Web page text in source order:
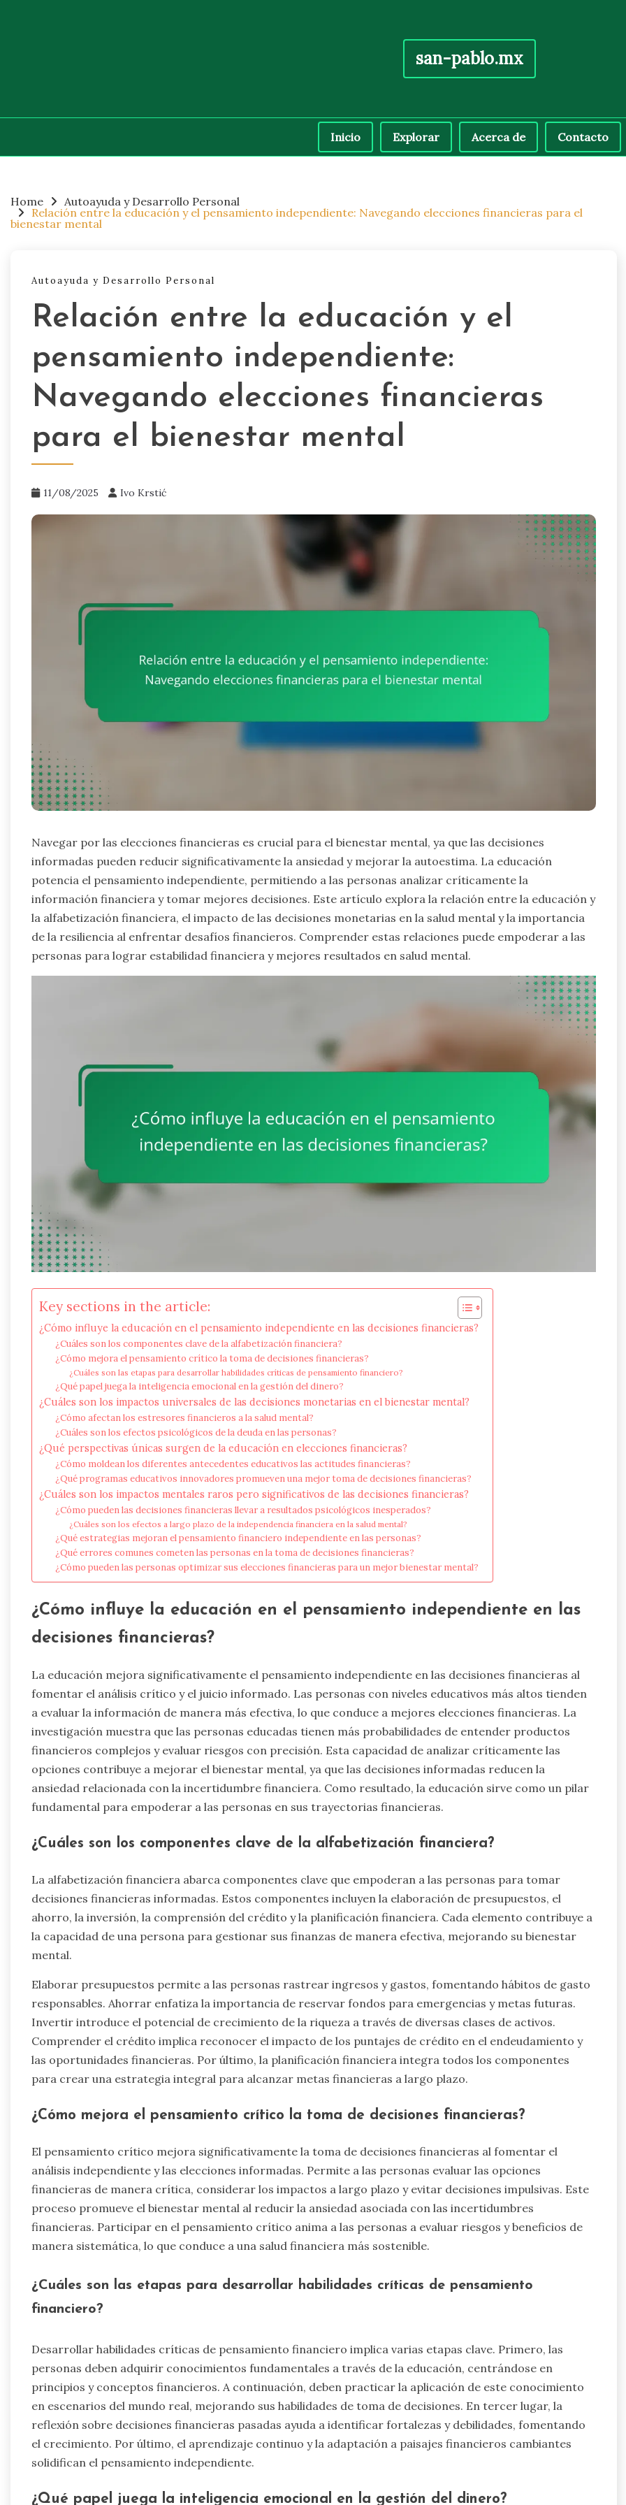
san-pablo.mx
Inicio Explorar Acerca de
Contacto
content
Home
Autoayuda y Desarrollo Personal
Relación entre la educación y el pensamiento independiente: Navegando elecciones financieras para el
bienestar mental
Autoayuda y Desarrollo Personal
Relación entre la educación y el
pensamiento independiente:
Navegando elecciones financieras
para el bienestar mental
11/08/2025 Ivo Krstić
Navegar por las elecciones financieras es crucial para el bienestar mental, ya que las decisiones
informadas pueden reducir significativamente la ansiedad y mejorar la autoestima. La educación
potencia el pensamiento independiente, permitiendo a las personas analizar críticamente la
información financiera y tomar mejores decisiones. Este artículo explora la relación entre la educación y
la alfabetización financiera, el impacto de las decisiones monetarias en la salud mental y la importancia
de la resiliencia al enfrentar desafíos financieros. Comprender estas relaciones puede empoderar a las
personas para lograr estabilidad financiera y mejores resultados en salud mental.
Key sections in the article:
¿Cómo influye la educación en el pensamiento independiente en las decisiones financieras?
¿Cuáles son los componentes clave de la alfabetización financiera?
¿Cómo mejora el pensamiento crítico la toma de decisiones financieras?
¿Cuáles son las etapas para desarrollar habilidades críticas de pensamiento financiero?
¿Qué papel juega la inteligencia emocional en la gestión del dinero?
¿Cuáles son los impactos universales de las decisiones monetarias en el bienestar mental?
¿Cómo afectan los estresores financieros a la salud mental?
¿Cuáles son los efectos psicológicos de la deuda en las personas?
¿Qué perspectivas únicas surgen de la educación en elecciones financieras?
¿Cómo moldean los diferentes antecedentes educativos las actitudes financieras?
¿Qué programas educativos innovadores promueven una mejor toma de decisiones financieras?
¿Cuáles son los impactos mentales raros pero significativos de las decisiones financieras?
¿Cómo pueden las decisiones financieras llevar a resultados psicológicos inesperados?
¿Cuáles son los efectos a largo plazo de la independencia financiera en la salud mental?
¿Qué estrategias mejoran el pensamiento financiero independiente en las personas?
¿Qué errores comunes cometen las personas en la toma de decisiones financieras?
¿Cómo pueden las personas optimizar sus elecciones financieras para un mejor bienestar mental?
¿Cómo influye la educación en el pensamiento independiente en las
decisiones financieras?
La educación mejora significativamente el pensamiento independiente en las decisiones financieras al
fomentar el análisis crítico y el juicio informado. Las personas con niveles educativos más altos tienden
a evaluar la información de manera más efectiva, lo que conduce a mejores elecciones financieras. La
investigación muestra que las personas educadas tienen más probabilidades de entender productos
financieros complejos y evaluar riesgos con precisión. Esta capacidad de analizar críticamente las
opciones contribuye a mejorar el bienestar mental, ya que las decisiones informadas reducen la
ansiedad relacionada con la incertidumbre financiera. Como resultado, la educación sirve como un pilar
fundamental para empoderar a las personas en sus trayectorias financieras.
¿Cuáles son los componentes clave de la alfabetización financiera?
La alfabetización financiera abarca componentes clave que empoderan a las personas para tomar
decisiones financieras informadas. Estos componentes incluyen la elaboración de presupuestos, el
ahorro, la inversión, la comprensión del crédito y la planificación financiera. Cada elemento contribuye a
la capacidad de una persona para gestionar sus finanzas de manera efectiva, mejorando su bienestar
mental.
Elaborar presupuestos permite a las personas rastrear ingresos y gastos, fomentando hábitos de gasto
responsables. Ahorrar enfatiza la importancia de reservar fondos para emergencias y metas futuras.
Invertir introduce el potencial de crecimiento de la riqueza a través de diversas clases de activos.
Comprender el crédito implica reconocer el impacto de los puntajes de crédito en el endeudamiento y
las oportunidades financieras. Por último, la planificación financiera integra todos los componentes
para crear una estrategia integral para alcanzar metas financieras a largo plazo.
¿Cómo mejora el pensamiento crítico la toma de decisiones financieras?
El pensamiento crítico mejora significativamente la toma de decisiones financieras al fomentar el
análisis independiente y las elecciones informadas. Permite a las personas evaluar las opciones
financieras de manera crítica, considerar los impactos a largo plazo y evitar decisiones impulsivas. Este
proceso promueve el bienestar mental al reducir la ansiedad asociada con las incertidumbres
financieras. Participar en el pensamiento crítico anima a las personas a evaluar riesgos y beneficios de
manera sistemática, lo que conduce a una salud financiera más sostenible.
¿Cuáles son las etapas para desarrollar habilidades críticas de pensamiento
financiero?
Desarrollar habilidades críticas de pensamiento financiero implica varias etapas clave. Primero, las
personas deben adquirir conocimientos fundamentales a través de la educación, centrándose en
principios y conceptos financieros. A continuación, deben practicar la aplicación de este conocimiento
en escenarios del mundo real, mejorando sus habilidades de toma de decisiones. En tercer lugar, la
reflexión sobre decisiones financieras pasadas ayuda a identificar fortalezas y debilidades, fomentando
el crecimiento. Por último, el aprendizaje continuo y la adaptación a paisajes financieros cambiantes
solidifican el pensamiento independiente.
¿Qué papel juega la inteligencia emocional en la gestión del dinero?